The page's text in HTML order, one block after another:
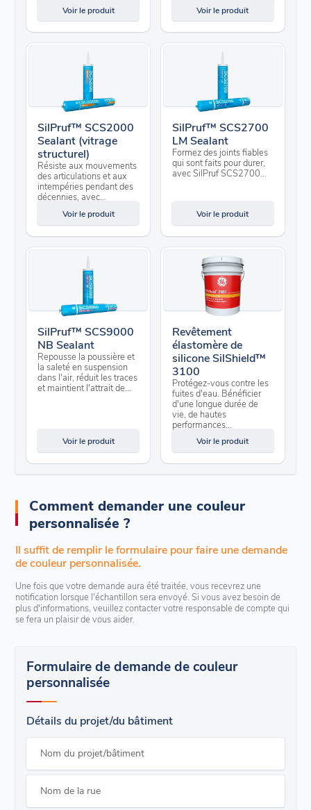
Voir le produit Voir le produit
SilPruf™ SCS2000
Sealant (vitrage
structurel)
Résiste aux mouvements
des articulations et aux
intempéries pendant des
décennies, avec...
Voir le produit
SilPruf™ SCS2700
LM Sealant
Formez des joints fiables
qui sont faits pour durer,
avec SilPruf SCS2700...
Voir le produit
SilPruf™ SCS9000
NB Sealant
Repousse la poussière et
la saleté en suspension
dans l'air, réduit les traces
et maintient l'attrait de...
Voir le produit
Revêtement
élastomère de
silicone SilShield™
3100
Protégez-vous contre les
fuites d'eau. Bénéficier
d'une longue durée de
vie, de hautes
performances...
Voir le produit
Comment demander une couleur
personnalisée ?
Il suffit de remplir le formulaire pour faire une demande
de couleur personnalisée.
Une fois que votre demande aura été traitée, vous recevrez une
notification lorsque l'échantillon sera envoyé. Si vous avez besoin de
plus d'informations, veuillez contacter votre responsable de compte qui
se fera un plaisir de vous aider.
Formulaire de demande de couleur
personnalisée
Détails du projet/du bâtiment
Nom du projet/bâtiment
Nom de la rue